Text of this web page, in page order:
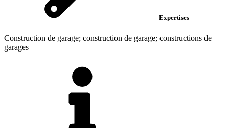
Expertises
Construction de garage; construction de garage; constructions de
garages